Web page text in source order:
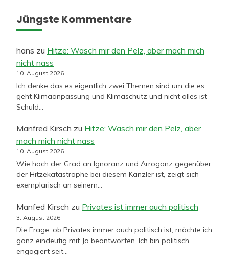
Jüngste Kommentare
hans zu Hitze: Wasch mir den Pelz, aber mach mich
nicht nass
10. August 2026
Ich denke das es eigentlich zwei Themen sind um die es
geht Klimaanpassung und Klimaschutz und nicht alles ist
Schuld…
Manfred Kirsch zu Hitze: Wasch mir den Pelz, aber
mach mich nicht nass
10. August 2026
Wie hoch der Grad an Ignoranz und Arroganz gegenüber
der Hitzekatastrophe bei diesem Kanzler ist, zeigt sich
exemplarisch an seinem…
Manfed Kirsch zu Privates ist immer auch politisch
3. August 2026
Die Frage, ob Privates immer auch politisch ist, möchte ich
ganz eindeutig mit Ja beantworten. Ich bin politisch
engagiert seit…